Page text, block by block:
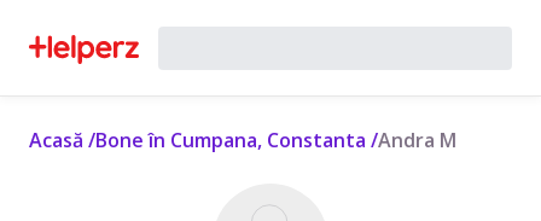
Acasă /Bone în Cumpana, Constanta /Andra M